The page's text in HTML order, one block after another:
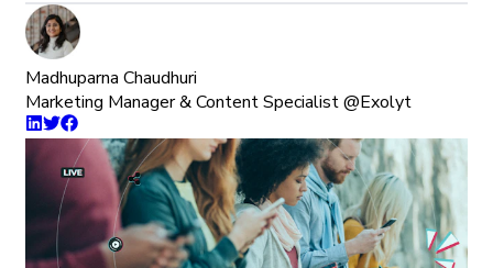
Madhuparna Chaudhuri
Marketing Manager & Content Specialist @Exolyt